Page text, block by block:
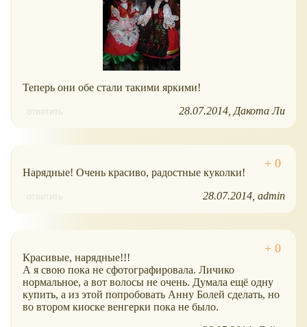
Теперь они обе стали такими яркими!
ответить 28.07.2014 Дакота Ли
Нарядные! Очень красиво, радостные куколки!
ответить 28.07.2014 admin
Красивые, нарядные!!!
А я свою пока не сфотографировала. Личико
нормальное, а вот волосы не очень. Думала ещё одну
купить, а из этой попробовать Анну Болей сделать, но
во втором киоске венгерки пока не было.